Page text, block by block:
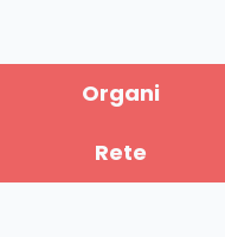
Organi
Rete